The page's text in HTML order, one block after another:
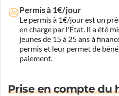
Permis à 1€/jour
Le permis à 1€/jour est un
en charge par l'État. Il a été
jeunes de 15 à 25 ans à
permis et leur permet de
paiement.
Prise en compte du